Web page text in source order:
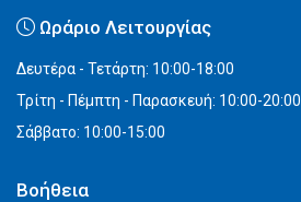
Ωράριο Λειτουργίας
Δευτέρα - Τετάρτη: 10:00-18:00
Τρίτη - Πέμπτη - Παρασκευή: 10:00-20:00
Σάββατο: 10:00-15:00
Βοήθεια